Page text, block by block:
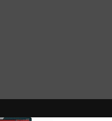
Asuntos Exteriores,